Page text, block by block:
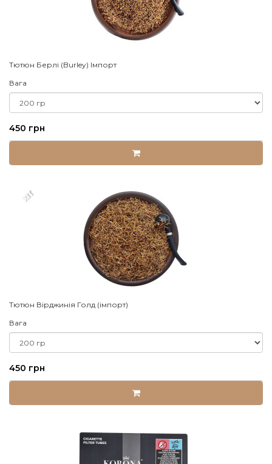
Тютюн Берлі (Burley) Імпорт
Вага
450 грн
Тютюн Вірджинія Голд (імпорт)
XIT
Вага
450 грн